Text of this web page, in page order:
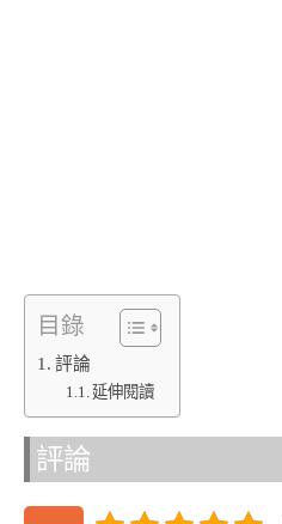
目錄
評論
延伸閱讀
評論